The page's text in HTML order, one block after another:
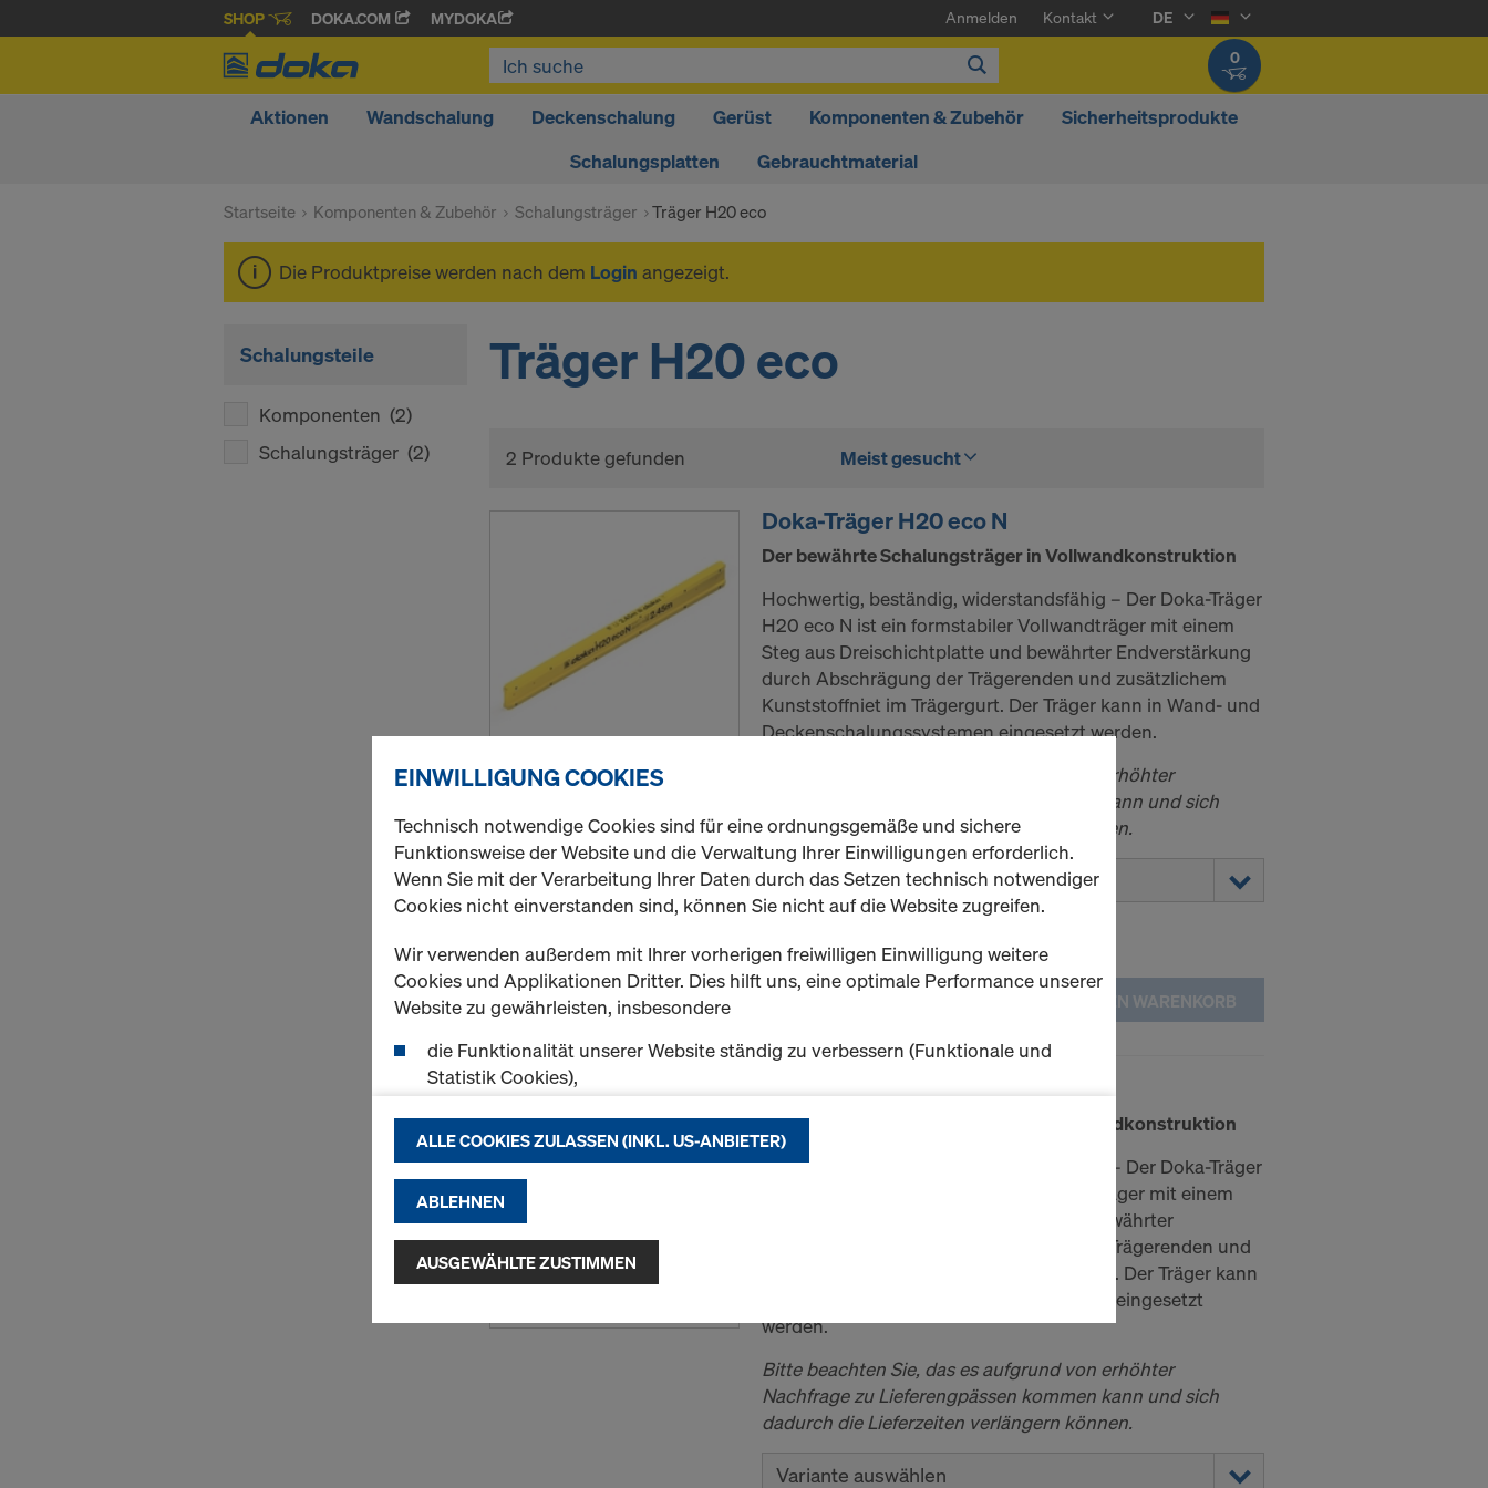
SHOP DOKA.COM MYDOKA Anmelden Kontakt
DE
0
Aktionen Wandschalung Deckenschalung Gerüst Komponenten & Zubehör
Sicherheitsprodukte
Schalungsplatten
Gebrauchtmaterial
Startseite Komponenten & Zubehör Schalungsträger Träger H20 eco
Die Produktpreise werden nach dem Login angezeigt.
Schalungsteile
Komponenten (2)
Schalungsträger (2)
Träger H20 eco
2 Produkte gefunden Meist gesucht
Doka-Träger H20 eco N
Der bewährte Schalungsträger in Vollwandkonstruktion
Hochwertig, beständig, widerstandsfähig – Der Doka-Träger
H20 eco N ist ein formstabiler Vollwandträger mit einem
Steg aus Dreischichtplatte und bewährter Endverstärkung
durch Abschrägung der Trägerenden und zusätzlichem
Kunststoffniet im Trägergurt. Der Träger kann in Wand- und
Deckenschalungssystemen eingesetzt werden.
Bitte beachten Sie, das es aufgrund von erhöhter
Nachfrage zu Lieferengpässen kommen kann und sich
dadurch die Lieferzeiten verlängern können.
Variante auswählen
Neu
Menge
IN DEN WARENKORB
Der bewährte Schalungsträger in Vollwandkonstruktion
Hochwertig, beständig, widerstandsfähig – Der Doka-Träger
H20 eco P ist ein formstabiler Vollwandträger mit einem
Steg aus Spezial-Flachpressplatte und bewährter
Endverstärkung durch Abschrägung der Trägerenden und
zusätzlichem Kunststoffniet im Trägergurt. Der Träger kann
in Wand- und Deckenschalungssystemen eingesetzt
werden.
Bitte beachten Sie, das es aufgrund von erhöhter
Nachfrage zu Lieferengpässen kommen kann und sich
dadurch die Lieferzeiten verlängern können.
Variante auswählen
EINWILLIGUNG COOKIES
Technisch notwendige Cookies sind für eine ordnungsgemäße und sichere
Funktionsweise der Website und die Verwaltung Ihrer Einwilligungen erforderlich.
Wenn Sie mit der Verarbeitung Ihrer Daten durch das Setzen technisch notwendiger
Cookies nicht einverstanden sind, können Sie nicht auf die Website zugreifen.
Wir verwenden außerdem mit Ihrer vorherigen freiwilligen Einwilligung weitere
Cookies und Applikationen Dritter. Dies hilft uns, eine optimale Performance unserer
Website zu gewährleisten, insbesondere
die Funktionalität unserer Website ständig zu verbessern (Funktionale und
Statistik Cookies),
ermöglichen (Funktionale und Statistik-Cookies) oder
passende Werbung für Sie als User auf bestimmten Plattformen zu schalten
(Marketing-Cookies).
Indem Sie auf "Alle Cookies zulassen (inkl. US-Anbieter)" klicken, stimmen Sie der
Installation und Verwendung aller Cookies zu. Indem Sie auf "Ausgewählte
zustimmen" klicken, stimmen Sie den von Ihnen mit den Checkboxen ausgewählten
USA einhergehen. Soweit die von Ihnen gewählten Einstellungen auch Anbieter
umfassen, die Daten in Drittstaaten übermitteln, in denen kein
Angemessenheitsbeschluss nach Art 45 DSGVO und keine angemessenen
Garantien nach Art 46 DSGVO bestehen, erstreckt sich Ihre Einwilligung auch
Zugriff durch Behörden in diesen Drittstaaten zu Kontroll- und
ALLE COOKIES ZULASSEN (INKL. US-ANBIETER)
ABLEHNEN
AUSGEWÄHLTE ZUSTIMMEN